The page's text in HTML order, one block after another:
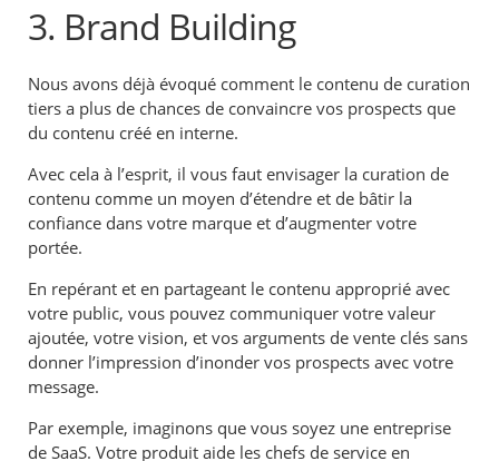
3. Brand Building
Nous avons déjà évoqué comment le contenu de curation
tiers a plus de chances de convaincre vos prospects que
du contenu créé en interne.
Avec cela à l’esprit, il vous faut envisager la curation de
contenu comme un moyen d’étendre et de bâtir la
confiance dans votre marque et d’augmenter votre
portée.
En repérant et en partageant le contenu approprié avec
votre public, vous pouvez communiquer votre valeur
ajoutée, votre vision, et vos arguments de vente clés sans
donner l’impression d’inonder vos prospects avec votre
message.
Par exemple, imaginons que vous soyez une entreprise
de SaaS. Votre produit aide les chefs de service en